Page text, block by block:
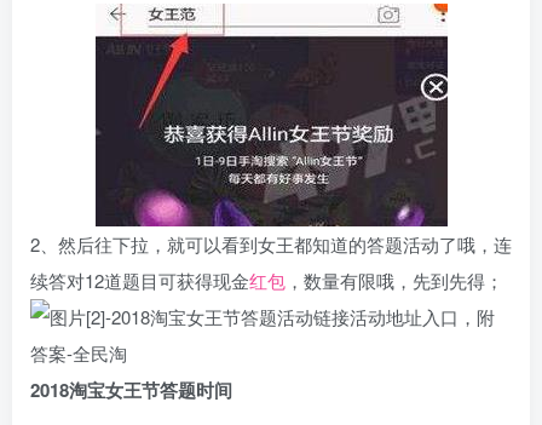
2、然后往下拉，就可以看到女王都知道的答题活动了哦，连
续答对12道题目可获得现金红包 ，数量有限哦，先到先得；
2018淘宝女王节答题时间